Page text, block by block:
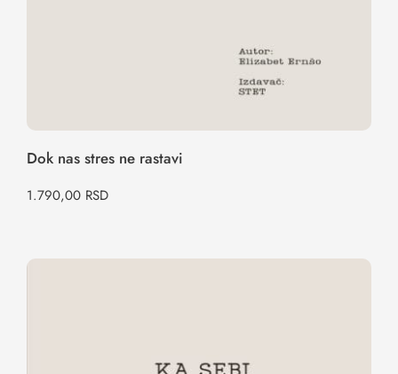
Dok nas stres ne rastavi
1.790,00 RSD